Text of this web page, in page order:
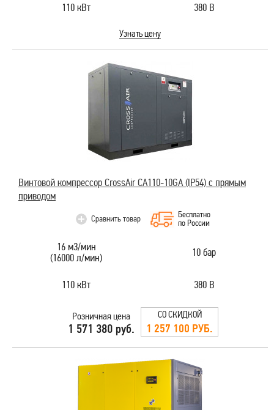
110 кВт 380 В
Узнать цену
Винтовой компрессор CrossAir CA110-10GA (IP54) с прямым
приводом
Сравнить товар
Бесплатно
по России
16 м3/мин
(16000 л/мин)
10 бар
110 кВт 380 В
Розничная цена
1 571 380 руб.
СО СКИДКОЙ
1 257 100 РУБ.